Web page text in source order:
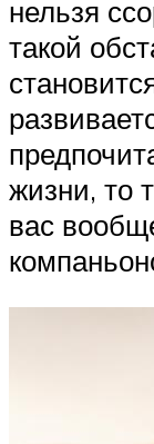
нельзя
такой
жизни, то
вас